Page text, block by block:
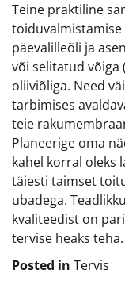
Teine praktiline
toiduvalmistamise
päevalilleõli ja
või selitatud võiga
oliiviõliga. Need
tarbimises
teie
Planeerige oma
kahel korral oleks
täiesti taimset
ubadega.
kvaliteedist on
tervise heaks teha.
Posted in Tervis